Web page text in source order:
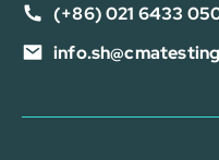
(+86) 021 6433